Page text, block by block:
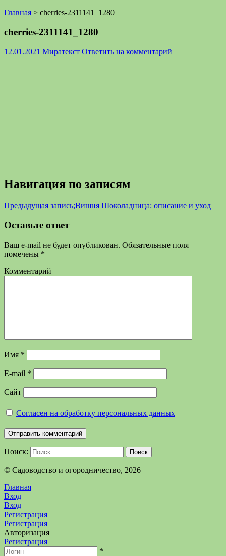
Главная > cherries-2311141_1280
cherries-2311141_1280
12.01.2021 Миратекст Ответить на комментарий
Навигация по записям
Предыдущая запись;Вишня Шоколадница: описание и уход
Оставьте ответ
Ваш e-mail не будет опубликован. Обязательные поля
помечены *
Комментарий
Имя *
E-mail *
Сайт
Согласен на обработку персональных данных
Поиск: Поиск
©️ Садоводство и огородничество, 2026
Главная
Вход
Вход
Регистрация
Регистрация
Авторизация
Регистрация
*